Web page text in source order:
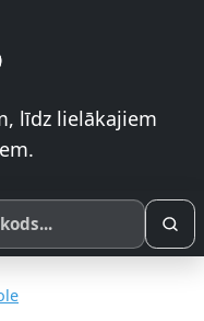
līdz lielākajiem
SKU vai OE koda